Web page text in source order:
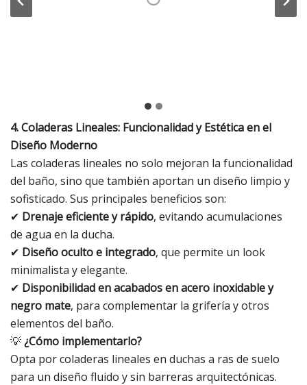
4. Coladeras Lineales: Funcionalidad y Estética en el
Diseño Moderno
Las coladeras lineales no solo mejoran la funcionalidad
del baño, sino que también aportan un diseño limpio y
sofisticado. Sus principales beneficios son:
✔ Drenaje eficiente y rápido, evitando acumulaciones
de agua en la ducha.
✔ Diseño oculto e integrado, que permite un look
minimalista y elegante.
✔ Disponibilidad en acabados en acero inoxidable y
negro mate, para complementar la grifería y otros
elementos del baño.
💡¿Cómo implementarlo?
Opta por coladeras lineales en duchas a ras de suelo
para un diseño fluido y sin barreras arquitectónicas.